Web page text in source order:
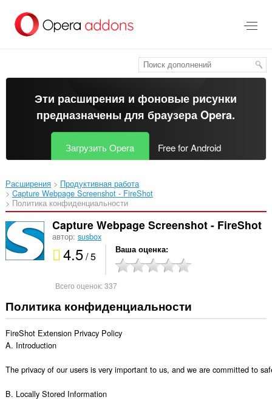
перейти
Эти расширения и фоновые рисунки
предназначены длябраузера Opera.
Загрузить Opera Free for Android
Расширения
Продуктивная работа
Capture Webpage Screenshot - FireShot‎
Политика конфиденциальности
Capture Webpage Screenshot - FireShot
автор: susbox
4.5/ 5 Ваша оценка
Всего оценок:337
Политика конфиденциальности
FireShot Extension Privacy Policy
A. Introduction
The privacy of our users is very important to us, and we are committed to
B. Locally Stored Information